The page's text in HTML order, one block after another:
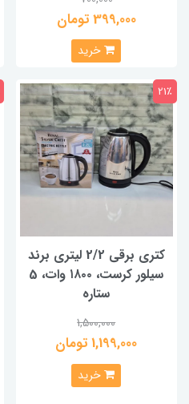
399,000 تومان
خرید
کتری برقی 2/2 لیتری برند
سیلور کرست، ۱۸۰۰ وات، 5
ستاره
1,500,000
1,199,000 تومان
21٪
خرید